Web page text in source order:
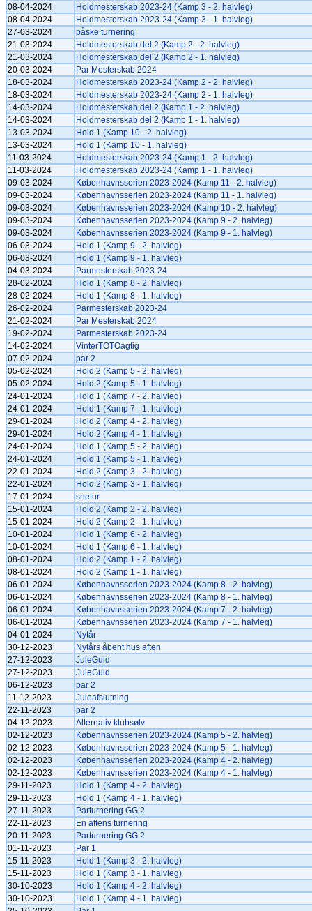
08-04-2024
Holdmesterskab 2023-24 (Kamp 3 - 2. halvleg)
08-04-2024
Holdmesterskab 2023-24 (Kamp 3 - 1. halvleg)
27-03-2024
påske turnering
21-03-2024
Holdmesterskab del 2 (Kamp 2 - 2. halvleg)
21-03-2024
Holdmesterskab del 2 (Kamp 2 - 1. halvleg)
20-03-2024
Par Mesterskab 2024
18-03-2024
Holdmesterskab 2023-24 (Kamp 2 - 2. halvleg)
18-03-2024
Holdmesterskab 2023-24 (Kamp 2 - 1. halvleg)
14-03-2024
Holdmesterskab del 2 (Kamp 1 - 2. halvleg)
14-03-2024
Holdmesterskab del 2 (Kamp 1 - 1. halvleg)
13-03-2024
Hold 1 (Kamp 10 - 2. halvleg)
13-03-2024
Hold 1 (Kamp 10 - 1. halvleg)
11-03-2024
Holdmesterskab 2023-24 (Kamp 1 - 2. halvleg)
11-03-2024
Holdmesterskab 2023-24 (Kamp 1 - 1. halvleg)
09-03-2024
Københavnsserien 2023-2024 (Kamp 11 - 2. halvleg)
09-03-2024
Københavnsserien 2023-2024 (Kamp 11 - 1. halvleg)
09-03-2024
Københavnsserien 2023-2024 (Kamp 10 - 2. halvleg)
09-03-2024
Københavnsserien 2023-2024 (Kamp 9 - 2. halvleg)
09-03-2024
Københavnsserien 2023-2024 (Kamp 9 - 1. halvleg)
06-03-2024
Hold 1 (Kamp 9 - 2. halvleg)
06-03-2024
Hold 1 (Kamp 9 - 1. halvleg)
04-03-2024
Parmesterskab 2023-24
28-02-2024
Hold 1 (Kamp 8 - 2. halvleg)
28-02-2024
Hold 1 (Kamp 8 - 1. halvleg)
26-02-2024
Parmesterskab 2023-24
21-02-2024
Par Mesterskab 2024
19-02-2024
Parmesterskab 2023-24
14-02-2024
VinterTOTOagtig
07-02-2024
par 2
05-02-2024
Hold 2 (Kamp 5 - 2. halvleg)
05-02-2024
Hold 2 (Kamp 5 - 1. halvleg)
24-01-2024
Hold 1 (Kamp 7 - 2. halvleg)
24-01-2024
Hold 1 (Kamp 7 - 1. halvleg)
29-01-2024
Hold 2 (Kamp 4 - 2. halvleg)
29-01-2024
Hold 2 (Kamp 4 - 1. halvleg)
24-01-2024
Hold 1 (Kamp 5 - 2. halvleg)
24-01-2024
Hold 1 (Kamp 5 - 1. halvleg)
22-01-2024
Hold 2 (Kamp 3 - 2. halvleg)
22-01-2024
Hold 2 (Kamp 3 - 1. halvleg)
17-01-2024
snetur
15-01-2024
Hold 2 (Kamp 2 - 2. halvleg)
15-01-2024
Hold 2 (Kamp 2 - 1. halvleg)
10-01-2024
Hold 1 (Kamp 6 - 2. halvleg)
10-01-2024
Hold 1 (Kamp 6 - 1. halvleg)
08-01-2024
Hold 2 (Kamp 1 - 2. halvleg)
08-01-2024
Hold 2 (Kamp 1 - 1. halvleg)
06-01-2024
Københavnsserien 2023-2024 (Kamp 8 - 2. halvleg)
06-01-2024
Københavnsserien 2023-2024 (Kamp 8 - 1. halvleg)
06-01-2024
Københavnsserien 2023-2024 (Kamp 7 - 2. halvleg)
06-01-2024
Københavnsserien 2023-2024 (Kamp 7 - 1. halvleg)
04-01-2024
Nytår
30-12-2023
Nytårs åbent hus aften
27-12-2023
JuleGuld
27-12-2023
JuleGuld
06-12-2023
par 2
11-12-2023
Juleafslutning
22-11-2023
par 2
04-12-2023
Alternativ klubsølv
02-12-2023
Københavnsserien 2023-2024 (Kamp 5 - 2. halvleg)
02-12-2023
Københavnsserien 2023-2024 (Kamp 5 - 1. halvleg)
02-12-2023
Københavnsserien 2023-2024 (Kamp 4 - 2. halvleg)
02-12-2023
Københavnsserien 2023-2024 (Kamp 4 - 1. halvleg)
29-11-2023
Hold 1 (Kamp 4 - 2. halvleg)
29-11-2023
Hold 1 (Kamp 4 - 1. halvleg)
27-11-2023
Parturnering GG 2
22-11-2023
En aftens turnering
20-11-2023
Parturnering GG 2
01-11-2023
Par 1
15-11-2023
Hold 1 (Kamp 3 - 2. halvleg)
15-11-2023
Hold 1 (Kamp 3 - 1. halvleg)
30-10-2023
Hold 1 (Kamp 4 - 2. halvleg)
30-10-2023
Hold 1 (Kamp 4 - 1. halvleg)